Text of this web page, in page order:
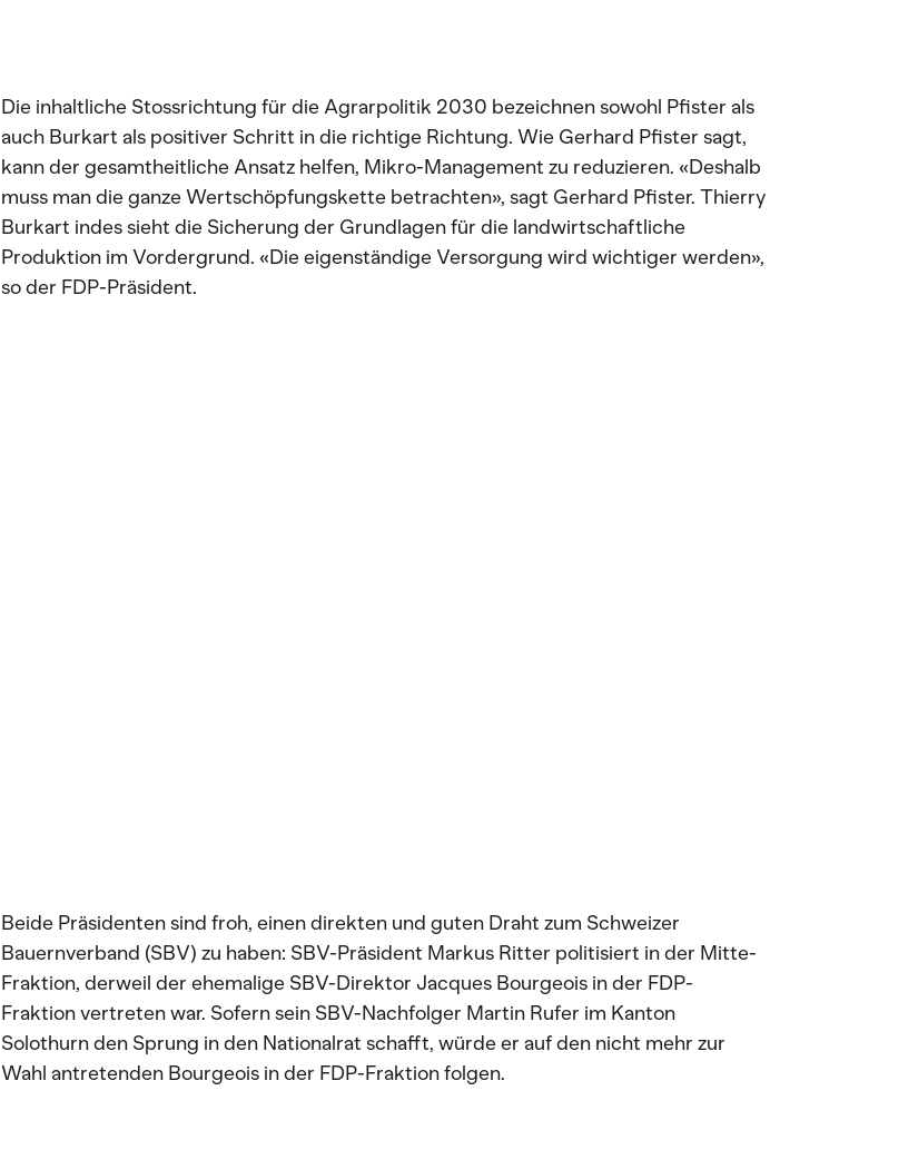
Die inhaltliche Stossrichtung für die Agrarpolitik 2030 bezeichnen sowohl Pfister als
auch Burkart als positiver Schritt in die richtige Richtung. Wie Gerhard Pfister sagt,
kann der gesamtheitliche Ansatz helfen, Mikro-Management zu reduzieren. «Deshalb
muss man die ganze Wertschöpfungskette betrachten», sagt Gerhard Pfister. Thierry
Burkart indes sieht die Sicherung der Grundlagen für die landwirtschaftliche
Produktion im Vordergrund. «Die eigenständige Versorgung wird wichtiger werden»,
so der FDP-Präsident.
Beide Präsidenten sind froh, einen direkten und guten Draht zum Schweizer
Bauernverband (SBV) zu haben: SBV-Präsident Markus Ritter politisiert in der Mitte-
Fraktion, derweil der ehemalige SBV-Direktor Jacques Bourgeois in der FDP-
Fraktion vertreten war. Sofern sein SBV-Nachfolger Martin Rufer im Kanton
Solothurn den Sprung in den Nationalrat schafft, würde er auf den nicht mehr zur
Wahl antretenden Bourgeois in der FDP-Fraktion folgen.